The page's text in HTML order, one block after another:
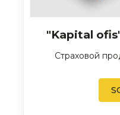
"Kapital
Страховой